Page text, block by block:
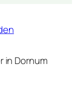
in Dornum